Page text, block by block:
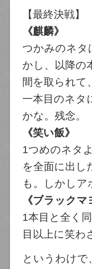
【最終決戦】
《麒麟》
つかみのネタ
かし、以降の
間を取られて
一本目のネタ
かな。残念。
《笑い飯》
1つめのネタ
を全面に出し
も。しかしア
《ブラックマ
1本目と全く
目以上に笑わ
というわけで